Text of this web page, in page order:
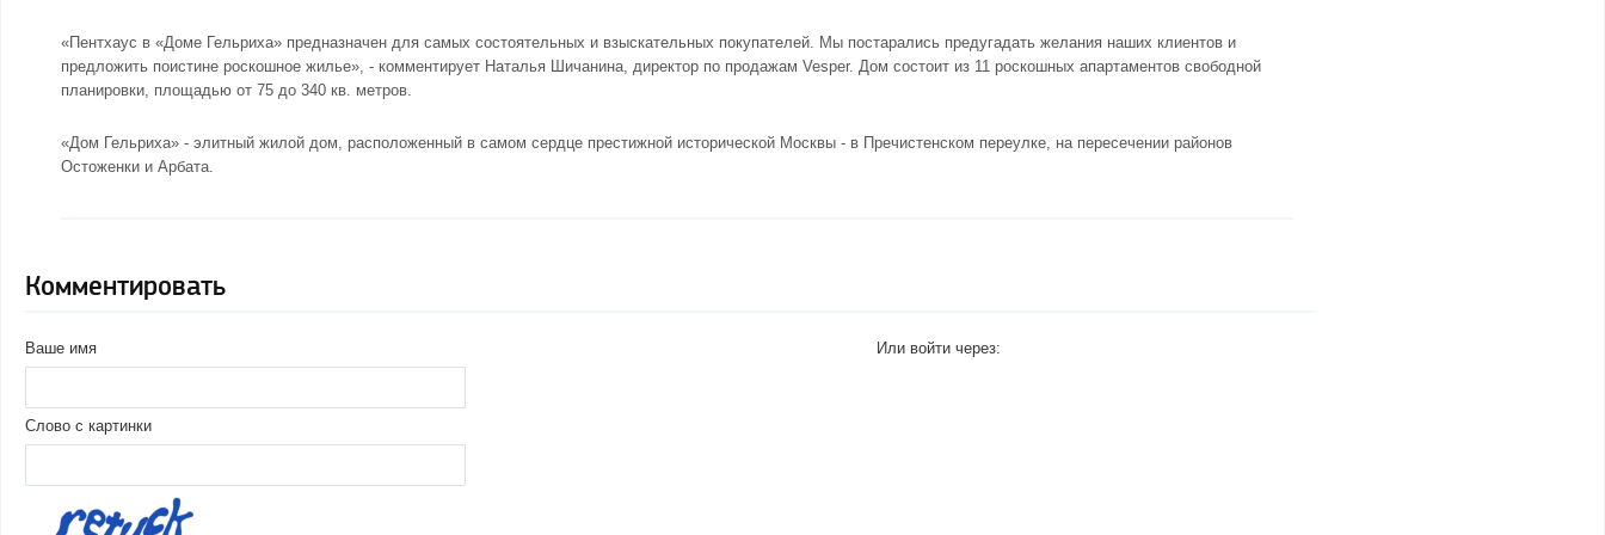
«Пентхаус в «Доме Гельриха» предназначен для самых состоятельных и взыскательных покупателей. Мы постарались предугадать желания наших клиентов и
предложить поистине роскошное жилье», - комментирует Наталья Шичанина, директор по продажам Vesper. Дом состоит из 11 роскошных апартаментов свободной
планировки, площадью от 75 до 340 кв. метров.
«Дом Гельриха» - элитный жилой дом, расположенный в самом сердце престижной исторической Москвы - в Пречистенском переулке, на пересечении районов
Остоженки и Арбата.
Комментировать
Ваше имя
Слово с картинки
Или войти через: